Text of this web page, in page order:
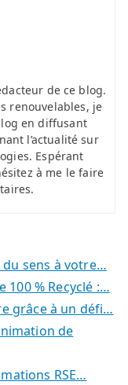
de ce blog.
renouvelables, je
en diffusant
l’actualité sur
Espérant
à me le faire
du sens à votre…
100 % Recyclé :…
grâce à un défi…
de
RSE…